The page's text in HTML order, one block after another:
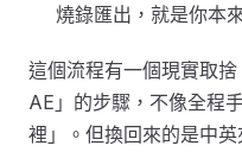
燒錄匯出，就是你本
這個流程有一個現實取
AE」的步驟，不像全程
裡」。但換回來的是中